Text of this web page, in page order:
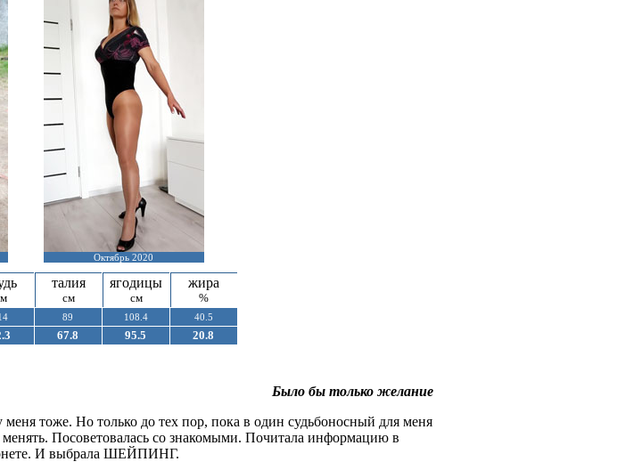
Октябрь 2020
талия
см
ягодицы
см
жира
%
89 108.4
40.5
67.8 95.5 20.8
Было бы только желание
тоже. Но только до тех пор, пока в один судьбоносный для меня
менять. Посоветовалась со знакомыми. Почитала информацию в
И выбрала ШЕЙПИНГ.